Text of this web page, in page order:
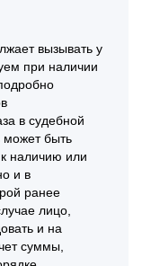
вызывать у
при наличии
в судебной
может быть
наличию или
и в
ранее
лицо,
и на
суммы,